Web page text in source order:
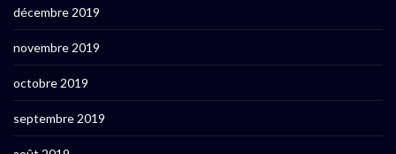
décembre 2019
novembre 2019
octobre 2019
septembre 2019